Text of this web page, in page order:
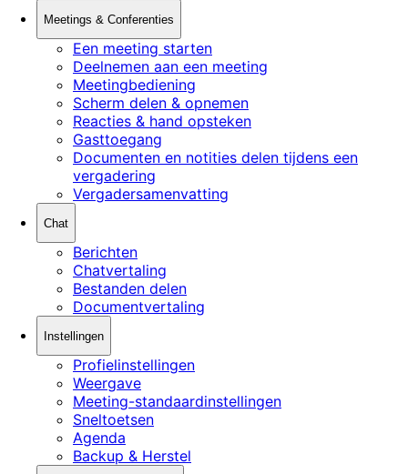
Meetings & Conferenties
Een meeting starten
Deelnemen aan een meeting
Meetingbediening
Scherm delen & opnemen
Reacties & hand opsteken
Gasttoegang
Documenten en notities delen tijdens een
vergadering
Vergadersamenvatting
Chat
Berichten
Chatvertaling
Bestanden delen
Documentvertaling
Instellingen
Profielinstellingen
Weergave
Meeting-standaardinstellingen
Sneltoetsen
Agenda
Backup & Herstel